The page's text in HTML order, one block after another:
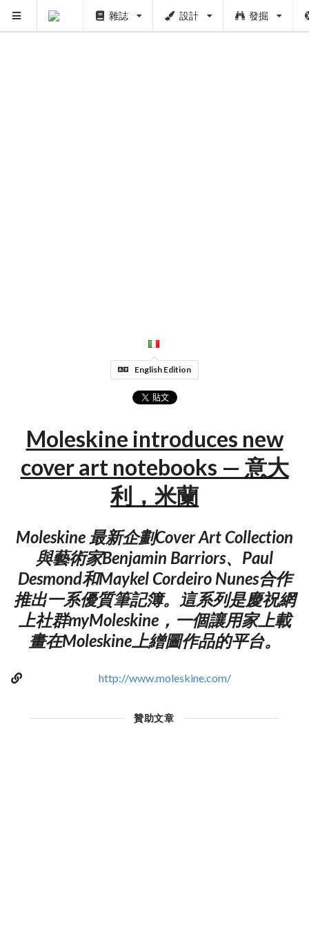
雜誌 設計 發掘
English Edition
Moleskine introduces new
cover art notebooks — 意大
利，米蘭
Moleskine 最新企劃Cover Art Collection
與藝術家Benjamin Barriors、Paul
Desmond和Maykel Cordeiro Nunes合作
推出一系優質筆記簿。這系列是慶祝網
上社群myMoleskine，一個讓用家上載
畫在Moleskine上繒圖作品的平台。
http://www.moleskine.com/
贊助文章